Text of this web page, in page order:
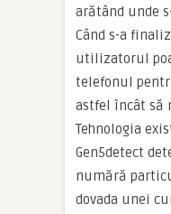
arătând unde
Când s-a
utilizatorul
telefonul
astfel încât să
Tehnologia
Gen5detect
numără
dovada unei